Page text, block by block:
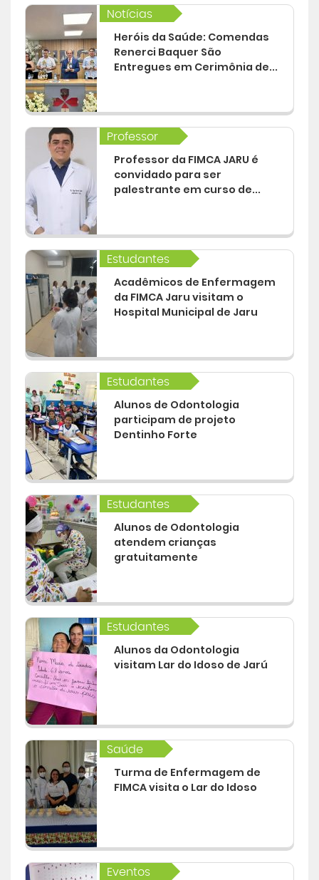
Notícias
Heróis da Saúde: Comendas
Renerci Baquer São
Entregues em Cerimônia de...
Professor
Professor da FIMCA JARU é
convidado para ser
palestrante em curso de...
Estudantes
Acadêmicos de Enfermagem
da FIMCA Jaru visitam o
Hospital Municipal de Jaru
Estudantes
Alunos de Odontologia
participam de projeto
Dentinho Forte
Estudantes
Alunos de Odontologia
atendem crianças
gratuitamente
Estudantes
Alunos da Odontologia
visitam Lar do Idoso de Jarú
Saúde
Turma de Enfermagem de
FIMCA visita o Lar do Idoso
Eventos